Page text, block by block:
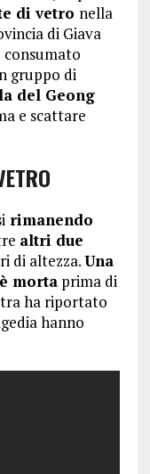
di vetro nella
di Giava
consumato
gruppo di
del Geong
e scattare
rimanendo
altri due
di altezza.Una
mortaprima di
ha riportato
hanno